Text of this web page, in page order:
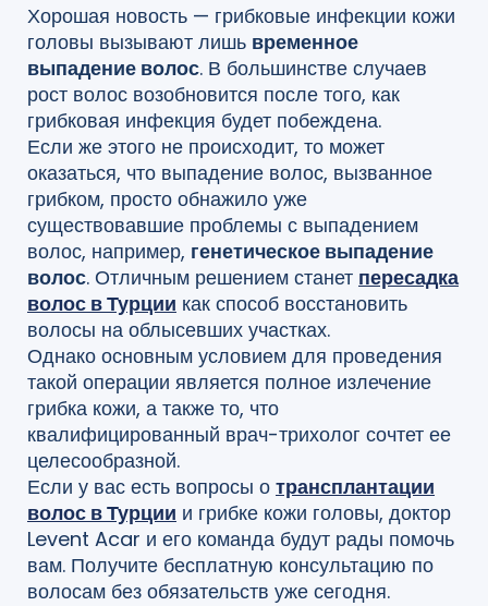
Хорошая новость — грибковые инфекции кожи
головы вызывают лишь временное
выпадение волос. В большинстве случаев
рост волос возобновится после того, как
грибковая инфекция будет побеждена.
Если же этого не происходит, то может
оказаться, что выпадение волос, вызванное
грибком, просто обнажило уже
существовавшие проблемы с выпадением
волос, например, генетическое выпадение
волос. Отличным решением станет пересадка
волос в Турции как способ восстановить
волосы на облысевших участках.
Однако основным условием для проведения
такой операции является полное излечение
грибка кожи, а также то, что
квалифицированный врач-трихолог сочтет ее
целесообразной.
Если у вас есть вопросы о трансплантации
волос в Турции и грибке кожи головы, доктор
Levent Acar и его команда будут рады помочь
вам. Получите бесплатную консультацию по
волосам без обязательств уже сегодня.